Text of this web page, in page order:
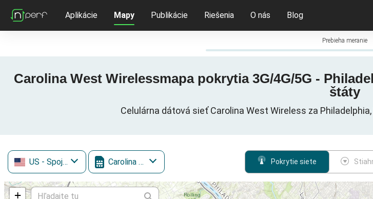
Aplikácie Mapy Publikácie Riešenia O nás Blog
Prebieha meranie
Carolina West Wirelessmapa pokrytia 3G/4G/5G -
štáty
Celulárna dátová sieť Carolina West Wireless za
US - Spojené štáty Carolina West Wireless Pokrytie siete
+